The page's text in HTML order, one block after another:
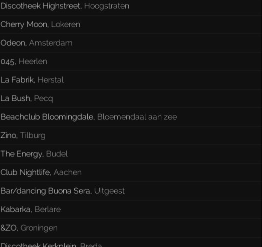
Discotheek Highstreet, Hoogstraten
Cherry Moon, Lokeren
Odeon, Amsterdam
045, Heerlen
La Fabrik, Herstal
La Bush, Pecq
Beachclub Bloomingdale, Bloemendaal aan zee
Zino, Tilburg
The Energy, Budel
Club Nightlife, Aachen
Bar/dancing Buona Sera, Uitgeest
Kabarka, Berlare
&ZO, Groningen